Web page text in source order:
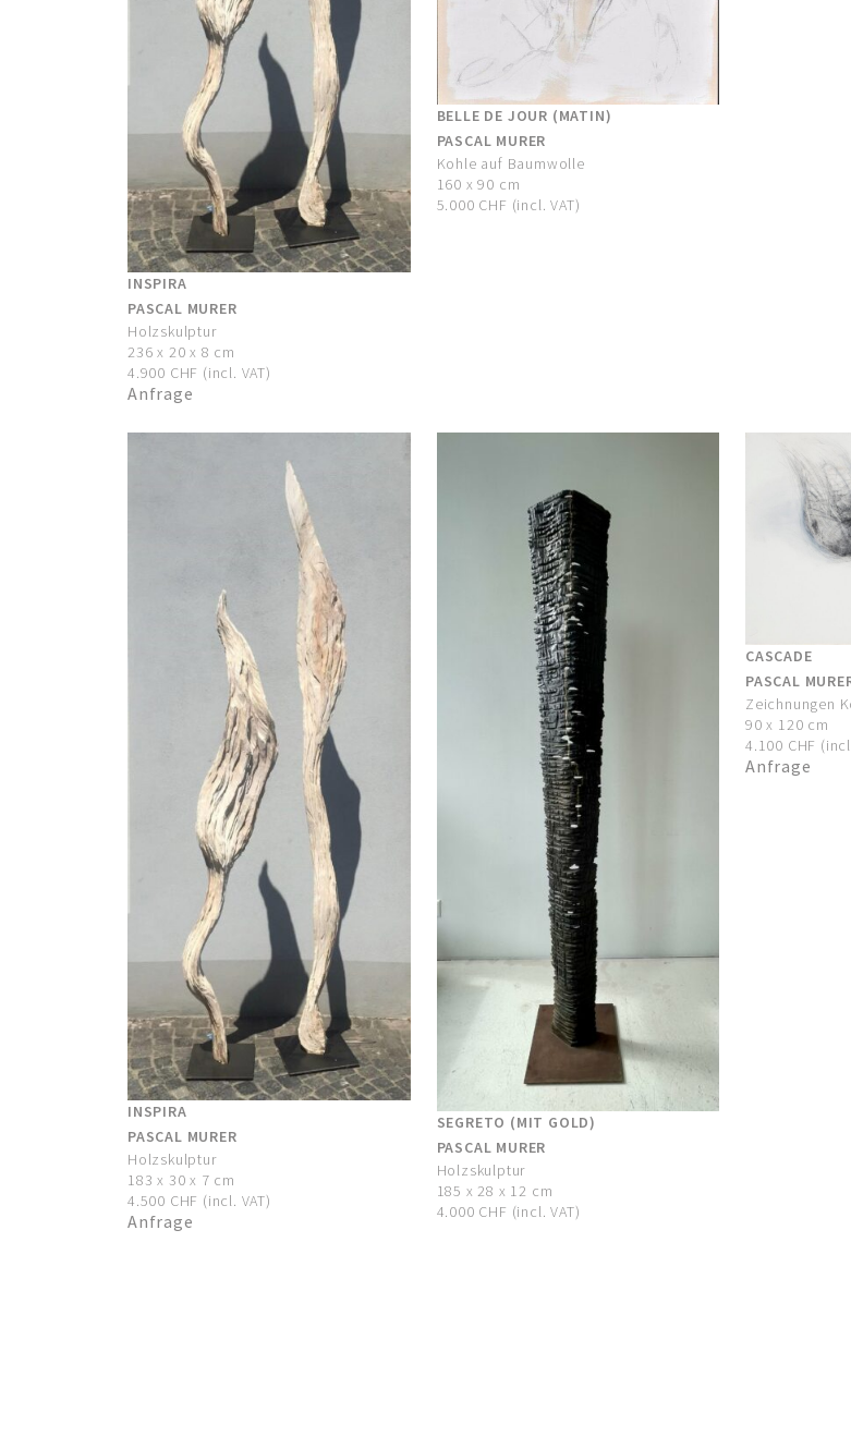
INSPIRA
PASCAL MURER
Holzskulptur
236 x 20 x 8 cm
4.900 CHF (incl. VAT)
Anfrage
BELLE DE JOUR (MATIN)
PASCAL MURER
Kohle auf Baumwolle
160 x 90 cm
5.000 CHF (incl. VAT)
INSPIRA
PASCAL MURER
Holzskulptur
183 x 30 x 7 cm
4.500 CHF (incl. VAT)
Anfrage
SEGRETO (MIT GOLD)
PASCAL MURER
Holzskulptur
185 x 28 x 12 cm
4.000 CHF (incl. VAT)
CASCADE
PASCAL
Zeichnungen
90 x 120 cm
4.100 CHF
Anfrage